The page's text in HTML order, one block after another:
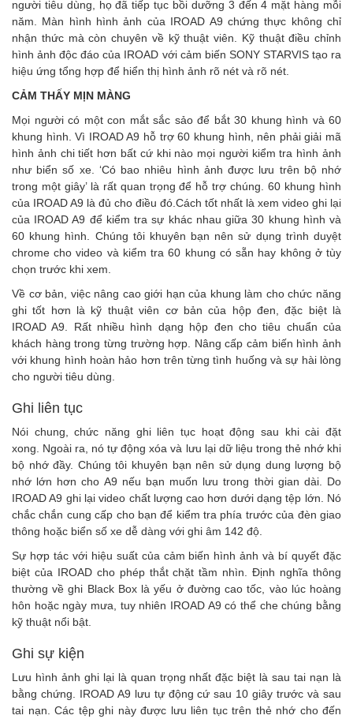
người tiêu dùng, họ đã tiếp tục bồi dưỡng 3 đến 4 mặt hàng mỗi
năm. Màn hình hình ảnh của IROAD A9 chứng thực không chỉ
nhận thức mà còn chuyên về kỹ thuật viên. Kỹ thuật điều chỉnh
hình ảnh độc đáo của IROAD với cảm biến SONY STARVIS tạo ra
hiệu ứng tổng hợp để hiển thị hình ảnh rõ nét và rõ nét.
CẢM THẤY MỊN MÀNG
Mọi người có một con mắt sắc sảo để bắt 30 khung hình và 60
khung hình. Vì IROAD A9 hỗ trợ 60 khung hình, nên phải giải mã
hình ảnh chi tiết hơn bất cứ khi nào mọi người kiểm tra hình ảnh
như biển số xe. ‘Có bao nhiêu hình ảnh được lưu trên bộ nhớ
trong một giây’ là rất quan trọng để hỗ trợ chúng. 60 khung hình
của IROAD A9 là đủ cho điều đó.Cách tốt nhất là xem video ghi lại
của IROAD A9 để kiểm tra sự khác nhau giữa 30 khung hình và
60 khung hình. Chúng tôi khuyên bạn nên sử dụng trình duyệt
chrome cho video và kiểm tra 60 khung có sẵn hay không ở tùy
chọn trước khi xem.
Về cơ bản, việc nâng cao giới hạn của khung làm cho chức năng
ghi tốt hơn là kỹ thuật viên cơ bản của hộp đen, đặc biệt là
IROAD A9. Rất nhiều hình dạng hộp đen cho tiêu chuẩn của
khách hàng trong từng trường hợp. Nâng cấp cảm biến hình ảnh
với khung hình hoàn hảo hơn trên từng tình huống và sự hài lòng
cho người tiêu dùng.
Ghi liên tục
Nói chung, chức năng ghi liên tục hoạt động sau khi cài đặt
xong. Ngoài ra, nó tự động xóa và lưu lại dữ liệu trong thẻ nhớ khi
bộ nhớ đầy. Chúng tôi khuyên bạn nên sử dụng dung lượng bộ
nhớ lớn hơn cho A9 nếu bạn muốn lưu trong thời gian dài. Do
IROAD A9 ghi lại video chất lượng cao hơn dưới dạng tệp lớn. Nó
chắc chắn cung cấp cho bạn để kiểm tra phía trước của đèn giao
thông hoặc biển số xe dễ dàng với ghi âm 142 độ.
Sự hợp tác với hiệu suất của cảm biến hình ảnh và bí quyết đặc
biệt của IROAD cho phép thắt chặt tầm nhìn. Định nghĩa thông
thường về ghi Black Box là yếu ở đường cao tốc, vào lúc hoàng
hôn hoặc ngày mưa, tuy nhiên IROAD A9 có thể che chúng bằng
kỹ thuật nổi bật.
Ghi sự kiện
Lưu hình ảnh ghi lại là quan trọng nhất đặc biệt là sau tai nạn là
bằng chứng. IROAD A9 lưu tự động cứ sau 10 giây trước và sau
tai nạn. Các tệp ghi này được lưu liên tục trên thẻ nhớ cho đến